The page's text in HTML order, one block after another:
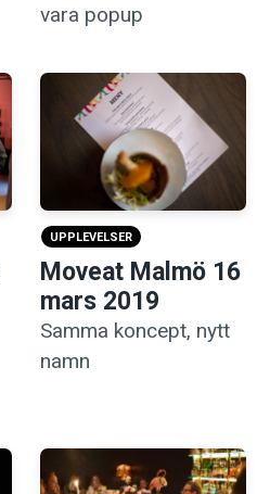
vara popup
UPPLEVELSER
Moveat Malmö 16
mars 2019
Samma koncept, nytt
namn